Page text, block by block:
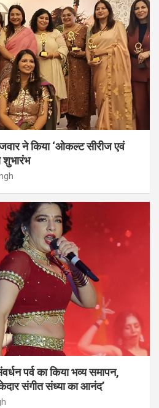
ने किया ‘ओकल्ट सीरीज एवं
शुभारंभ
पर्व का किया भव्य समापन,
संगीत संध्या का आनंद’